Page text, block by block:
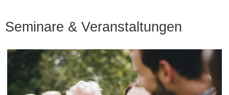
Seminare & Veranstaltungen